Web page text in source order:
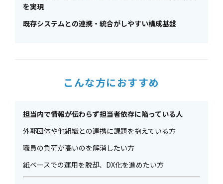
を実現
既存システムとの連携・統合がしやすい構成基盤
こんな方におすすめ
担当内で情報が伝わらず担当者依存に陥っている人
外郭団体や他組織との連携に課題を抱えている方
職員の負荷が高いのを解消したい方
紙ベースでの運用を脱却、DX化を進めたい方